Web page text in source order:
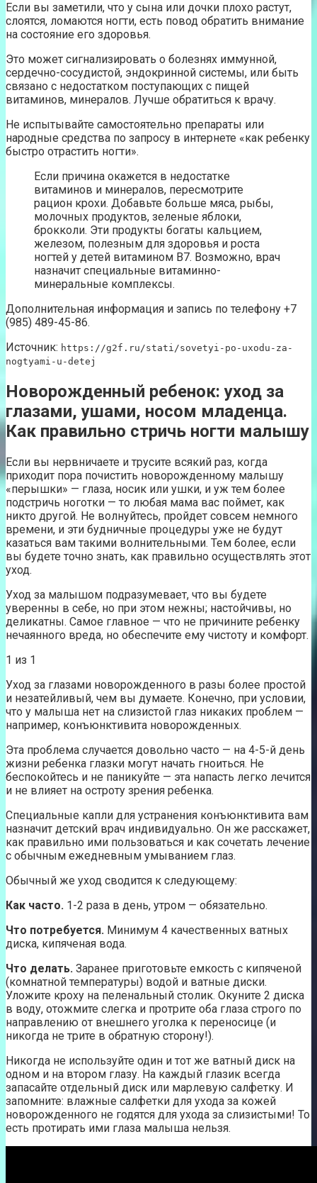
Если вы заметили, что у сына или дочки плохо растут,
слоятся, ломаются ногти, есть повод обратить внимание
на состояние его здоровья.
Это может сигнализировать о болезнях иммунной,
сердечно-сосудистой, эндокринной системы, или быть
связано с недостатком поступающих с пищей
витаминов, минералов. Лучше обратиться к врачу.
Не испытывайте самостоятельно препараты или
народные средства по запросу в интернете «как ребенку
быстро отрастить ногти».
Если причина окажется в недостатке
витаминов и минералов, пересмотрите
рацион крохи. Добавьте больше мяса, рыбы,
молочных продуктов, зеленые яблоки,
брокколи. Эти продукты богаты кальцием,
железом, полезным для здоровья и роста
ногтей у детей витамином B7. Возможно, врач
назначит специальные витаминно-
минеральные комплексы.
Дополнительная информация и запись по телефону +7
(985) 489-45-86.
Источник: https://g2f.ru/stati/sovetyi-po-uxodu-za-
nogtyami-u-detej
Новорожденный ребенок: уход за
глазами, ушами, носом младенца.
Как правильно стричь ногти малышу
Если вы нервничаете и трусите всякий раз, когда
приходит пора почистить новорожденному малышу
«перышки» — глаза, носик или ушки, и уж тем более
подстричь ноготки — то любая мама вас поймет, как
никто другой. Не волнуйтесь, пройдет совсем немного
времени, и эти будничные процедуры уже не будут
казаться вам такими волнительными. Тем более, если
вы будете точно знать, как правильно осуществлять этот
уход.
Уход за малышом подразумевает, что вы будете
уверенны в себе, но при этом нежны; настойчивы, но
деликатны. Самое главное — что не причините ребенку
нечаянного вреда, но обеспечите ему чистоту и комфорт.
1 из 1
Уход за глазами новорожденного в разы более простой
и незатейливый, чем вы думаете. Конечно, при условии,
что у малыша нет на слизистой глаз никаких проблем —
например, конъюнктивита новорожденных.
Эта проблема случается довольно часто — на 4-5-й день
жизни ребенка глазки могут начать гноиться. Не
беспокойтесь и не паникуйте — эта напасть легко лечится
и не влияет на остроту зрения ребенка.
Специальные капли для устранения конъюнктивита вам
назначит детский врач индивидуально. Он же расскажет,
как правильно ими пользоваться и как сочетать лечение
с обычным ежедневным умыванием глаз.
Обычный же уход сводится к следующему:
Как часто. 1-2 раза в день, утром — обязательно.
Что потребуется. Минимум 4 качественных ватных
диска, кипяченая вода.
Что делать. Заранее приготовьте емкость с кипяченой
(комнатной температуры) водой и ватные диски.
Уложите кроху на пеленальный столик. Окуните 2 диска
в воду, отожмите слегка и протрите оба глаза строго по
направлению от внешнего уголка к переносице (и
никогда не трите в обратную сторону!).
Никогда не используйте один и тот же ватный диск на
одном и на втором глазу. На каждый глазик всегда
запасайте отдельный диск или марлевую салфетку. И
запомните: влажные салфетки для ухода за кожей
новорожденного не годятся для ухода за слизистыми! То
есть протирать ими глаза малыша нельзя.